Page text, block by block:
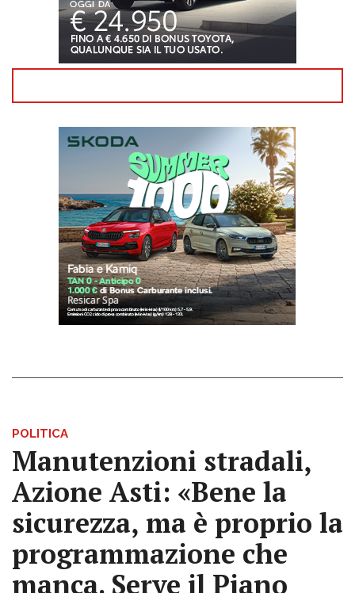
POLITICA
Manutenzioni stradali,
Azione Asti: «Bene la
sicurezza, ma è proprio la
programmazione che
manca. Serve il Piano